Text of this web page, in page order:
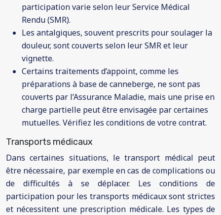
participation varie selon leur Service Médical
Rendu (SMR).
Les antalgiques, souvent prescrits pour soulager la
douleur, sont couverts selon leur SMR et leur
vignette.
Certains traitements d’appoint, comme les
préparations à base de canneberge, ne sont pas
couverts par l’Assurance Maladie, mais une prise en
charge partielle peut être envisagée par certaines
mutuelles. Vérifiez les conditions de votre contrat.
Transports médicaux
Dans certaines situations, le transport médical peut
être nécessaire, par exemple en cas de complications ou
de difficultés à se déplacer. Les conditions de
participation pour les transports médicaux sont strictes
et nécessitent une prescription médicale. Les types de